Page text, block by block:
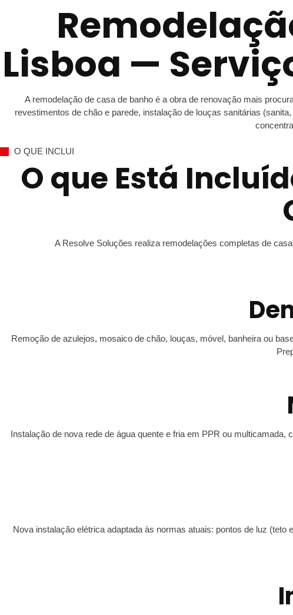
Lisboa —
A remodelação de casa de banho é a obra de renovação mais
revestimentos de chão e parede, instalação de louças sanitárias
O QUE INCLUI
O que Está
A Resolve Soluções realiza remodelações completas de
Remoção de azulejos, mosaico de chão, louças, móvel, banheira ou
Instalação de nova rede de água quente e fria em PPR ou
Nova instalação elétrica adaptada às normas atuais: pontos de luz